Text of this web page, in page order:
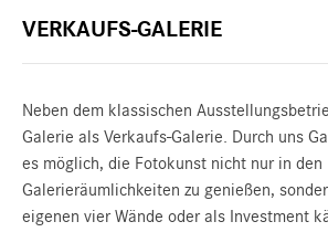
VERKAUFS-GALERIE
Neben dem klassischen
Galerie als Verkaufs-Galerie. Durch uns
es möglich, die Fotokunst nicht nur in den
Galerieräumlichkeiten zu genießen,
eigenen vier Wände oder als Investment